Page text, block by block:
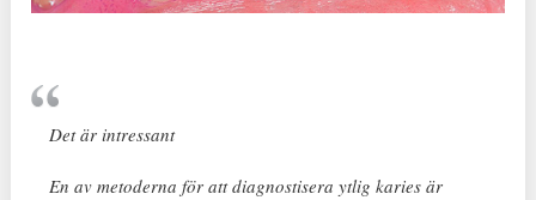
Det är intressant
En av metoderna för att diagnostisera ytlig karies är